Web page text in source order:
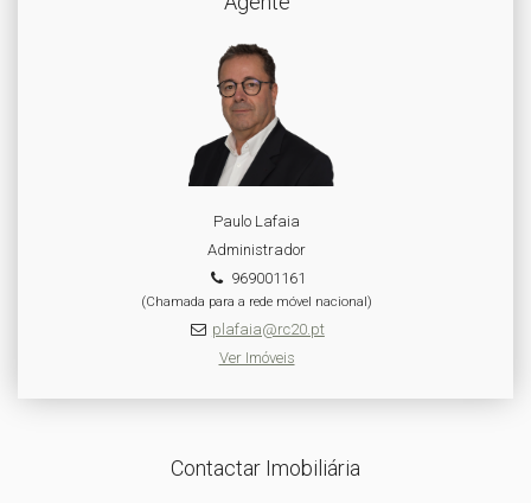
Paulo Lafaia
Administrador
969001161
(Chamada para a rede móvel nacional)
plafaia@rc20.pt
Ver Imóveis
Contactar Imobiliária